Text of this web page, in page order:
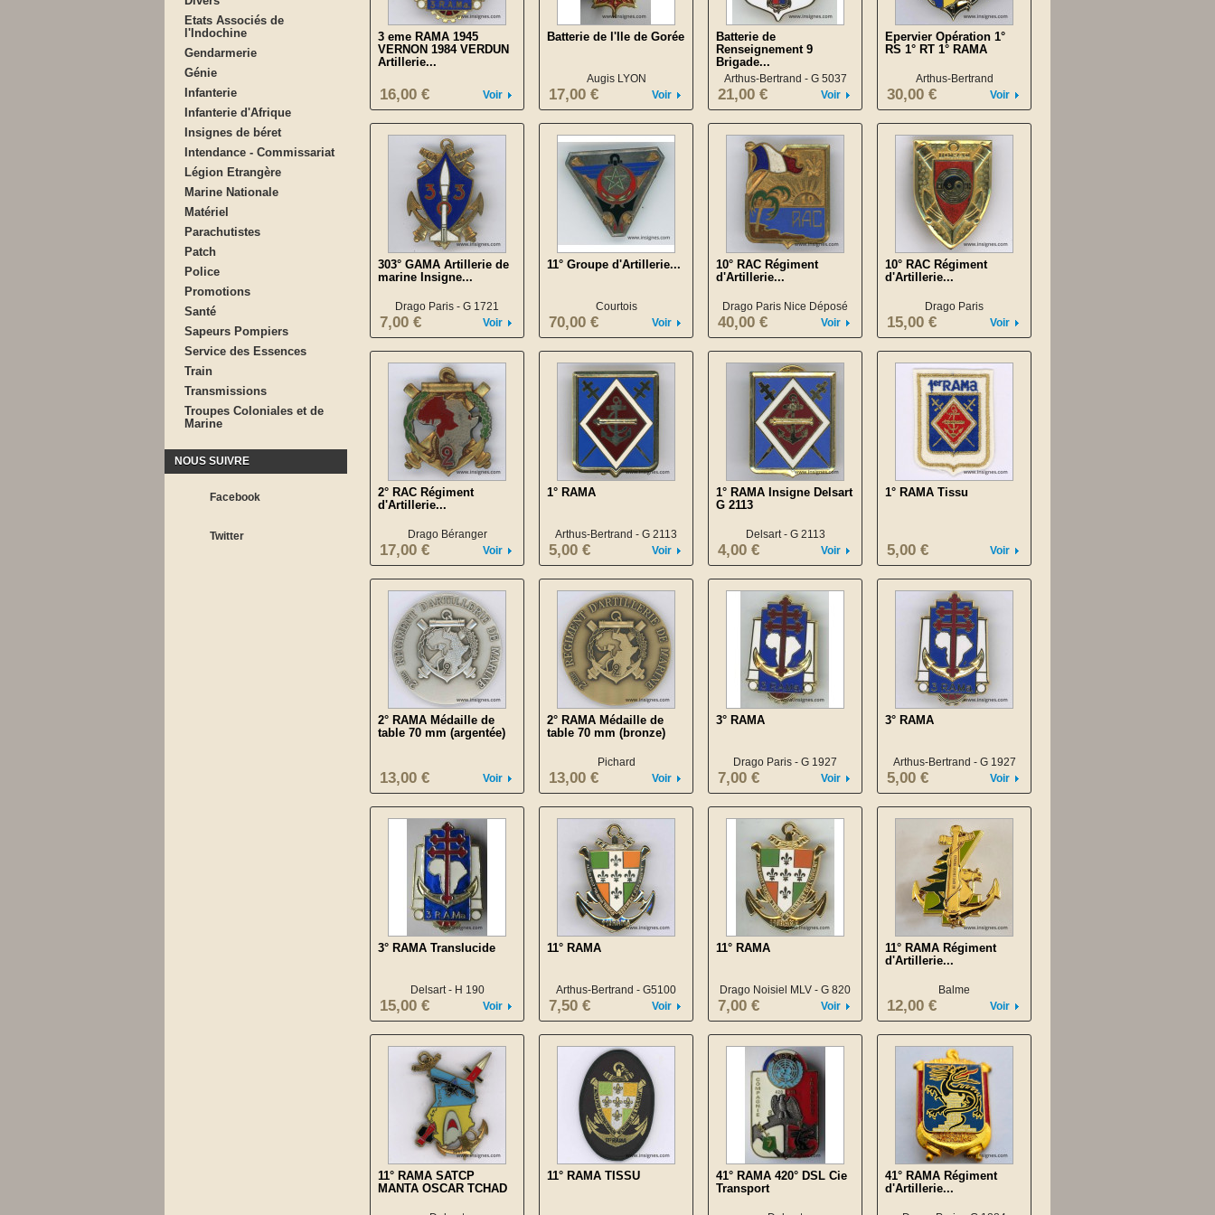
Etats Associés de
l'Indochine
Gendarmerie
Génie
Infanterie
Infanterie d'Afrique
Insignes de béret
Intendance - Commissariat
Légion Etrangère
Marine Nationale
Matériel
Parachutistes
Patch
Police
Promotions
Santé
Sapeurs Pompiers
Service des Essences
Train
Transmissions
Troupes Coloniales et de
Marine
NOUS SUIVRE
Facebook
Twitter
3 eme RAMA 1945
VERNON 1984 VERDUN
Artillerie...
Voir
16,00 €
Batterie de l'Ile de Gorée
Voir
Augis LYON
17,00 €
Batterie de
Renseignement 9
Brigade...
Voir
Arthus-Bertrand - G 5037
21,00 €
Epervier Opération 1°
RS 1° RT 1° RAMA
Voir
Arthus-Bertrand
30,00 €
303° GAMA Artillerie de
marine Insigne...
Voir
Drago Paris - G 1721
7,00 €
11° Groupe d'Artillerie...
Voir
Courtois
70,00 €
10° RAC Régiment
d'Artillerie...
Voir
Drago Paris Nice Déposé
40,00 €
10° RAC Régiment
d'Artillerie...
Voir
Drago Paris
15,00 €
2° RAC Régiment
d'Artillerie...
Voir
Drago Béranger
17,00 €
1° RAMA
Voir
Arthus-Bertrand - G 2113
5,00 €
1° RAMA Insigne Delsart
G 2113
Voir
Delsart - G 2113
4,00 €
1° RAMA Tissu
Voir
5,00 €
2° RAMA Médaille de
table 70 mm (argentée)
Voir
13,00 €
2° RAMA Médaille de
table 70 mm (bronze)
Voir
Pichard
13,00 €
3° RAMA
Voir
Drago Paris - G 1927
7,00 €
3° RAMA
Voir
Arthus-Bertrand - G 1927
5,00 €
3° RAMA Translucide
Voir
Delsart - H 190
15,00 €
11° RAMA
Voir
Arthus-Bertrand - G5100
7,50 €
11° RAMA
Voir
Drago Noisiel MLV - G 820
7,00 €
11° RAMA Régiment
d'Artillerie...
Voir
Balme
12,00 €
11° RAMA SATCP
MANTA OSCAR TCHAD
11° RAMA TISSU
41° RAMA 420° DSL Cie
Transport
41° RAMA Régiment
d'Artillerie...